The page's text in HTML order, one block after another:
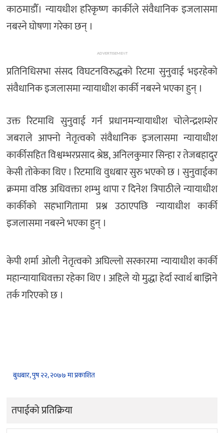
काठमाडौँ। न्यायधीश हरिकृष्ण कार्कीले संवैधानिक इजलासमा
नबस्ने घोषणा गरेका छन् ।
ADVERTISEMENT
प्रतिनिधिसभा संसद विघटनविरुद्धको रिटमा सुनुवाई भइरहेको
संवैधानिक इजलासमा न्यायाधीश कार्की नबस्ने भएका हुन् ।
उक्त रिटमाथि सुनुवाई गर्न प्रधानमन्यायाधीश चोलेन्द्रशम्शेर
जबराले आफ्नो नेतृत्वको संवैधानिक इजलासमा न्यायाधीश
कार्कीसहित विश्वम्भरप्रसाद श्रेष्ठ, अनिलकुमार सिन्हा र तेजबहादुर
केसी तोकेका थिए । रिटमाथि वुधबार सुरु भएको छ । सुनुवाईका
क्रममा वरिष्ठ अधिवक्ता शम्भु थापा र दिनेश त्रिपाठीले न्यायाधीश
कार्कीको सहभागितामा प्रश्न उठाएपछि न्यायाधीश कार्की
इजलासमा नबस्ने भएका हुन् ।
केपी शर्मा ओली नेतृत्वको अघिल्लो सरकारमा न्यायाधीश कार्की
महान्यायाधिवक्ता रहेका थिए । अहिले यो मुद्धा हेर्दा स्वार्थ बाझिने
तर्क गरिएको छ ।
बुधबार, पुष २२, २०७७ मा प्रकाशित
तपाईको प्रतिक्रिया